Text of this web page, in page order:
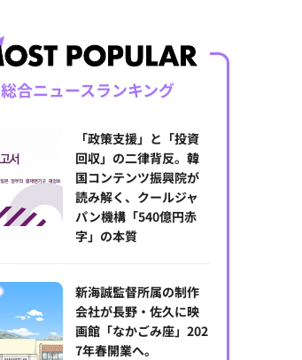
総合ニュースランキング
「政策支援」と「投資
回収」の二律背反。韓
国コンテンツ振興院が
読み解く、クールジャ
パン機構「540億円赤
字」の本質
新海誠監督所属の制作
会社が長野・佐久に映
画館「なかごみ座」202
7年春開業へ。